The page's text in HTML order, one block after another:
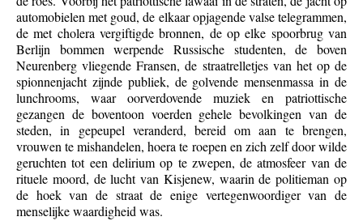
automobielen met goud, de elkaar opjagende valse telegrammen,
de met cholera vergiftigde bronnen, de op elke spoorbrug van
Berlijn bommen werpende Russische studenten, de boven
Neurenberg vliegende Fransen, de straatrelletjes van het op de
spionnenjacht zijnde publiek, de golvende mensenmassa in de
lunchrooms, waar oorverdovende muziek en patriottische
gezangen de boventoon voerden gehele bevolkingen van de
steden, in gepeupel veranderd, bereid om aan te brengen,
vrouwen te mishandelen, hoera te roepen en zich zelf door wilde
geruchten tot een delirium op te zwepen, de atmosfeer van de
rituele moord, de lucht van Kisjenew, waarin de politieman op
de hoek van de straat de enige vertegenwoordiger van de
menselijke waardigheid was.